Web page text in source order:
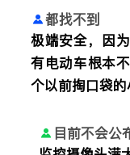
都找不到
极端安全，因
有电动车根本
个以前掏口袋的
目前不会公